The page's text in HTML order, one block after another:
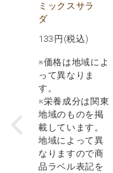
ミックスサラ
ダ
133 円(税込)
※価格は地域によ
って異なりま
す。
※栄養成分は関東
地域のものを掲
載しています。
地域によって異
なりますので商
品ラベル表記を